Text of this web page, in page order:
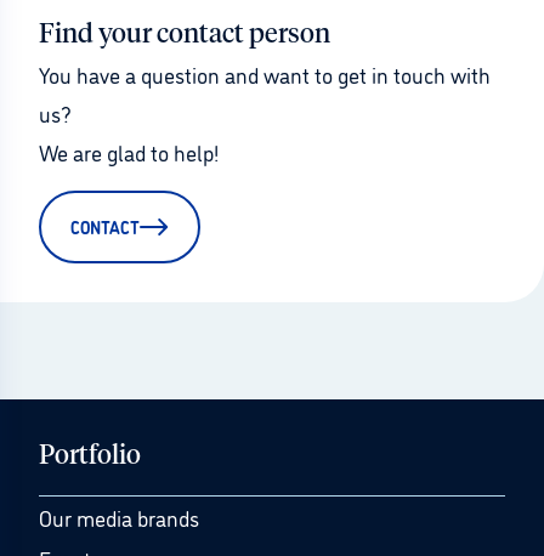
Find your contact person
You have a question and want to get in touch with
us?
We are glad to help!
CONTACT
Portfolio
Our media brands